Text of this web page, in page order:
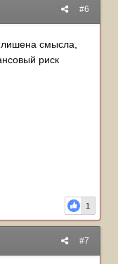
#6
лишена смысла,
риск
1
#7